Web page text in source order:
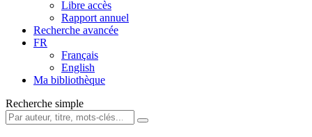
Libre accès
Rapport annuel
Recherche avancée
FR
Français
English
Ma bibliothèque
Recherche simple